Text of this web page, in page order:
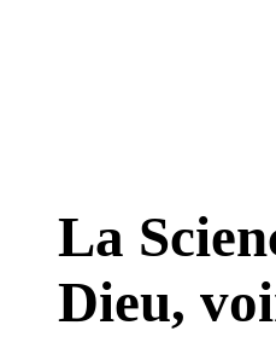
La
Dieu,